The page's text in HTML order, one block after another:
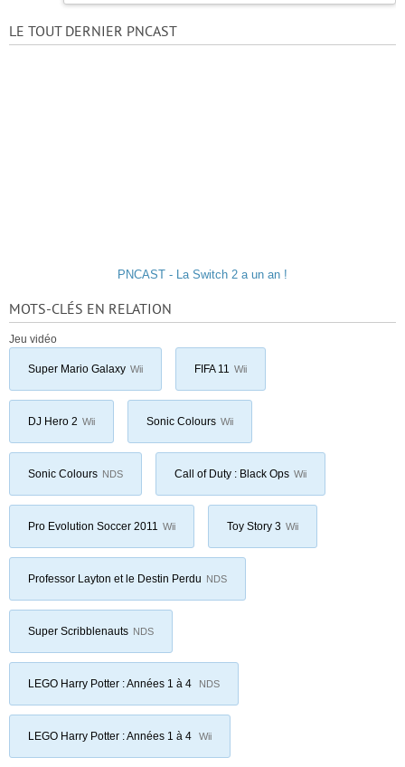
LE TOUT DERNIER PNCAST
PNCAST - La Switch 2 a un an !
MOTS-CLÉS EN RELATION
Jeu vidéo
Super Mario Galaxy Wii FIFA 11 Wii
DJ Hero 2 Wii Sonic Colours Wii
Sonic Colours NDS Call of Duty : Black Ops Wii
Pro Evolution Soccer 2011 Wii Toy Story 3 Wii
Professor Layton et le Destin Perdu NDS
Super Scribblenauts NDS
LEGO Harry Potter : Années 1 à 4 NDS
LEGO Harry Potter : Années 1 à 4 Wii